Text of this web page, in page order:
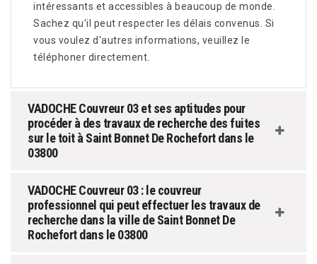
intéressants et accessibles à beaucoup de monde.
Sachez qu'il peut respecter les délais convenus. Si
vous voulez d'autres informations, veuillez le
téléphoner directement.
VADOCHE Couvreur 03 et ses aptitudes pour
procéder à des travaux de recherche des fuites
sur le toit à Saint Bonnet De Rochefort dans le
03800
VADOCHE Couvreur 03 : le couvreur
professionnel qui peut effectuer les travaux de
recherche dans la ville de Saint Bonnet De
Rochefort dans le 03800